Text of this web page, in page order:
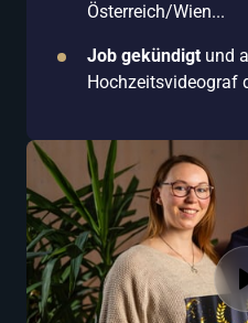
Österreich/Wien...
Job gekündigt und
Hochzeitsvideograf